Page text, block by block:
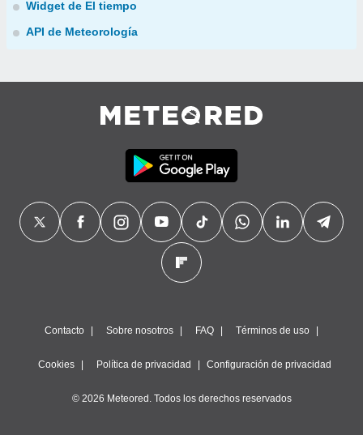
Widget de El tiempo
API de Meteorología
Contacto Sobre nosotros FAQ Términos de uso
Cookies Política de privacidad Configuración de privacidad
© 2026 Meteored. Todos los derechos reservados